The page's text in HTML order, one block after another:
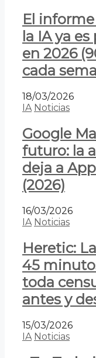
El
la IA ya
en 2026
cada
18/03/2026
IA Noticias
Google
futuro: la
deja a
(2026)
16/03/2026
IA Noticias
Heretic:
45
toda
antes y
15/03/2026
IA Noticias